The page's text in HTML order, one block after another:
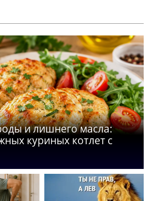
и лишнего масла:
куриных котлет с